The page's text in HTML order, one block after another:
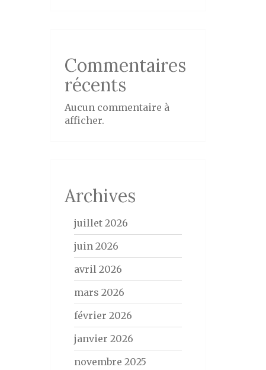
Commentaires
récents
Aucun commentaire à
afficher.
Archives
juillet 2026
juin 2026
avril 2026
mars 2026
février 2026
janvier 2026
novembre 2025